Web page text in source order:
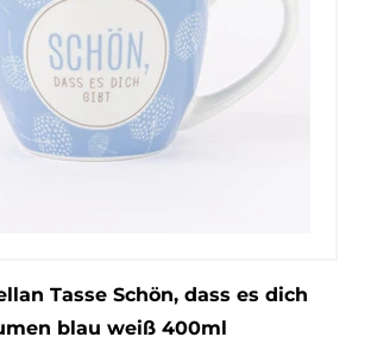
Tasse Schön, dass es dich
blau weiß 400ml